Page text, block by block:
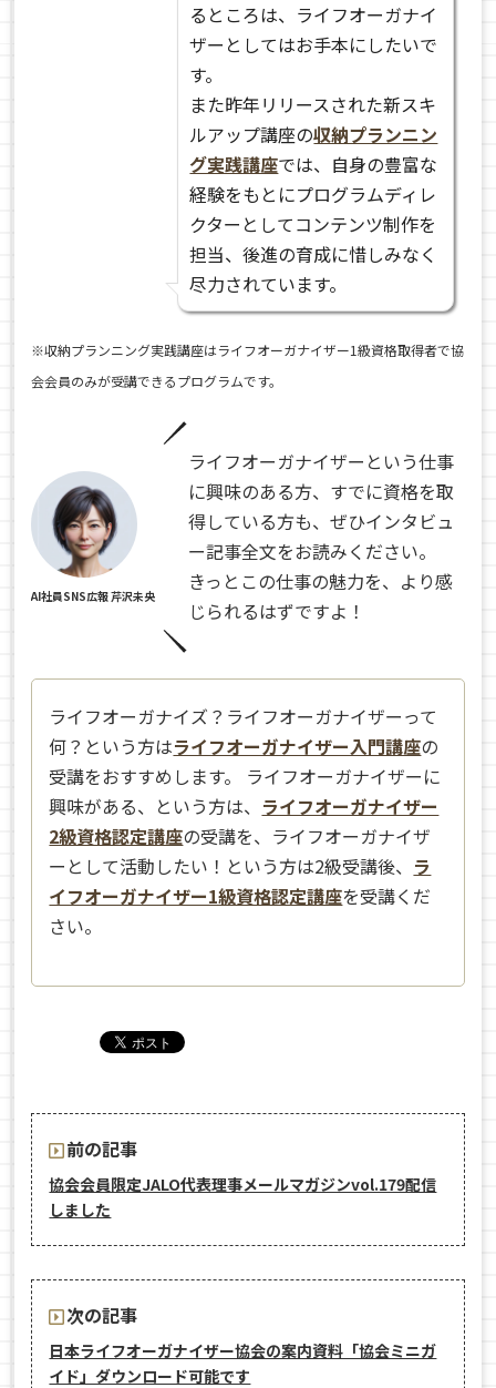
るところは、ライフオーガナイ
ザーとしてはお手本にしたいで
す。
また昨年リリースされた新スキ
ルアップ講座の収納プランニン
グ実践講座では、自身の豊富な
経験をもとにプログラムディレ
クターとしてコンテンツ制作を
担当、後進の育成に惜しみなく
尽力されています。
※収納プランニング実践講座はライフオーガナイザー1級資格取得者で協
会会員のみが受講できるプログラムです。
AI社員SNS広報 芹沢未央
ライフオーガナイザーという仕事
に興味のある方、すでに資格を取
得している方も、ぜひインタビュ
ー記事全文をお読みください。
きっとこの仕事の魅力を、より感
じられるはずですよ！
ライフオーガナイズ？ライフオーガナイザーって
何？という方はライフオーガナイザー入門講座の
受講をおすすめします。 ライフオーガナイザーに
興味がある、という方は、 ライフオーガナイザー
2級資格認定講座の受講を、ライフオーガナイザ
ーとして活動したい！という方は2級受講後、 ラ
イフオーガナイザー1級資格認定講座を受講くだ
さい。
前の記事
協会会員限定JALO代表理事メールマガジンvol.179配信
しました
次の記事
日本ライフオーガナイザー協会の案内資料「協会ミニガ
イド」ダウンロード可能です